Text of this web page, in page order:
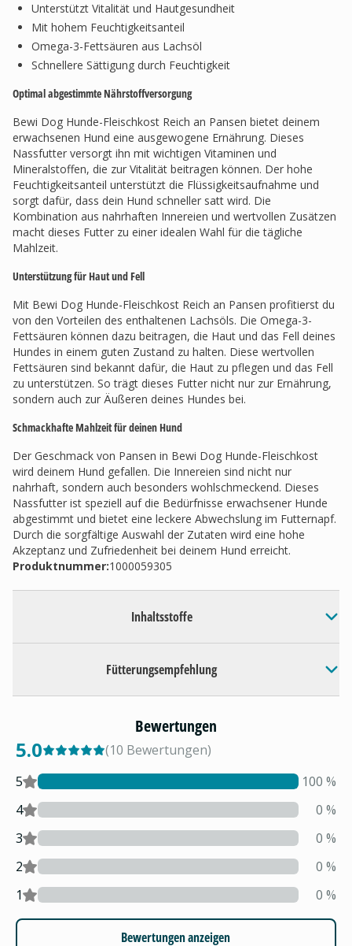
Unterstützt Vitalität und Hautgesundheit
Mit hohem Feuchtigkeitsanteil
Omega-3-Fettsäuren aus Lachsöl
Schnellere Sättigung durch Feuchtigkeit
Optimal abgestimmte Nährstoffversorgung
Bewi Dog Hunde-Fleischkost Reich an Pansen bietet deinem
erwachsenen Hund eine ausgewogene Ernährung. Dieses
Nassfutter versorgt ihn mit wichtigen Vitaminen und
Mineralstoffen, die zur Vitalität beitragen können. Der hohe
Feuchtigkeitsanteil unterstützt die Flüssigkeitsaufnahme und
sorgt dafür, dass dein Hund schneller satt wird. Die
Kombination aus nahrhaften Innereien und wertvollen Zusätzen
macht dieses Futter zu einer idealen Wahl für die tägliche
Mahlzeit.
Unterstützung für Haut und Fell
Mit Bewi Dog Hunde-Fleischkost Reich an Pansen profitierst du
von den Vorteilen des enthaltenen Lachsöls. Die Omega-3-
Fettsäuren können dazu beitragen, die Haut und das Fell deines
Hundes in einem guten Zustand zu halten. Diese wertvollen
Fettsäuren sind bekannt dafür, die Haut zu pflegen und das Fell
zu unterstützen. So trägt dieses Futter nicht nur zur Ernährung,
sondern auch zur Äußeren deines Hundes bei.
Schmackhafte Mahlzeit für deinen Hund
Der Geschmack von Pansen in Bewi Dog Hunde-Fleischkost
wird deinem Hund gefallen. Die Innereien sind nicht nur
nahrhaft, sondern auch besonders wohlschmeckend. Dieses
Nassfutter ist speziell auf die Bedürfnisse erwachsener Hunde
abgestimmt und bietet eine leckere Abwechslung im Futternapf.
Durch die sorgfältige Auswahl der Zutaten wird eine hohe
Akzeptanz und Zufriedenheit bei deinem Hund erreicht.
Produktnummer:1000059305
Inhaltsstoffe
Fütterungsempfehlung
Bewertungen
5.0 (10 Bewertungen)
5
100 %
4
0 %
3
0 %
2
0 %
1
0 %
Bewertungen anzeigen